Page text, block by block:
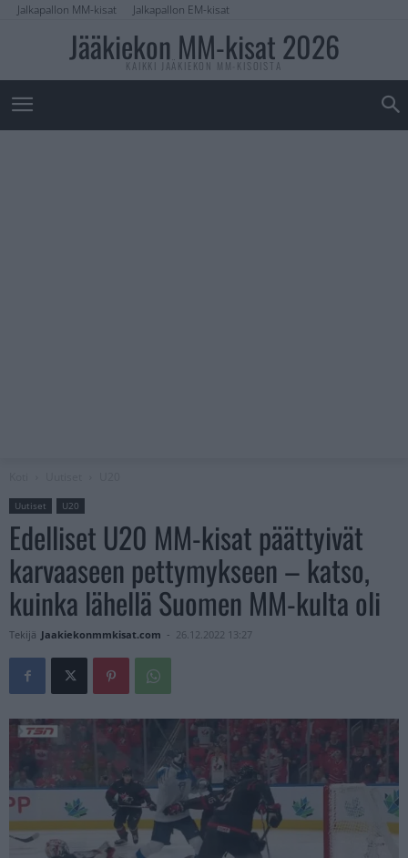
Jalkapallon MM-kisat Jalkapallon EM-kisat
Jääkiekon MM-kisat 2026
KAIKKI JÄÄKIEKON MM-KISOISTA
Uutiset U20
Edelliset U20 MM-kisat päättyivät
karvaaseen pettymykseen – katso,
kuinka lähellä Suomen MM-kulta oli
Tekijä Jaakiekonmmkisat.com - 26.12.2022 13:27